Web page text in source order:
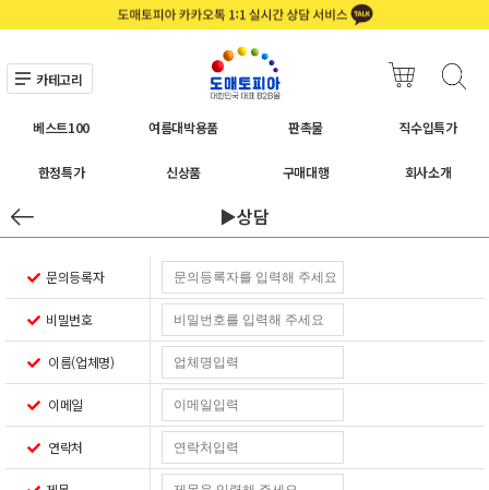
카테고리
베스트100 여름대박용품 판촉물 직수입특가
한정특가 신상품 구매대행 회사소개
▶상담
문의등록자
비밀번호
이름(업체명)
이메일
연락처